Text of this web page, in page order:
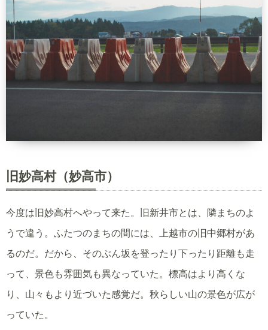
旧妙高村（妙高市）
今度は旧妙高村へやって来た。旧新井市とは、隣まちのよ
うで違う。ふたつのまちの間には、上越市の旧中郷村があ
るのだ。だから、そのぶん坂を登ったり下ったり距離も走
って、景色も雰囲気も異なっていた。標高はより高くな
り、山々もより近づいた感覚だ。秋らしい山の景色が広が
っていた。